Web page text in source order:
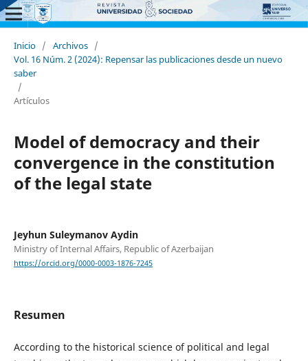
Inicio / Archivos /
Vol. 16 Núm. 2 (2024): Repensar las publicaciones desde un nuevo
saber
/
Artículos
Model of democracy and their
convergence in the constitution
of the legal state
Jeyhun Suleymanov Aydin
Ministry of Internal Affairs, Republic of Azerbaijan
https://orcid.org/0000-0003-1876-7245
Resumen
According to the historical science of political and legal